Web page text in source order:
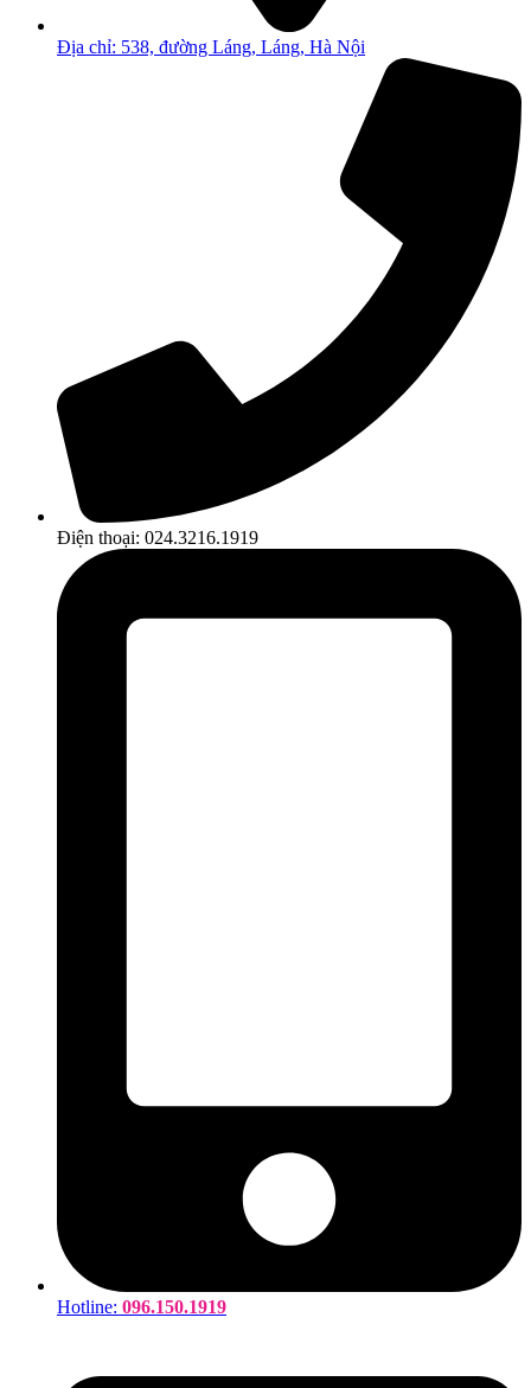
Địa chỉ: 538, đường Láng, Láng, Hà Nội
Điện thoại: 024.3216.1919
Hotline: 096.150.1919